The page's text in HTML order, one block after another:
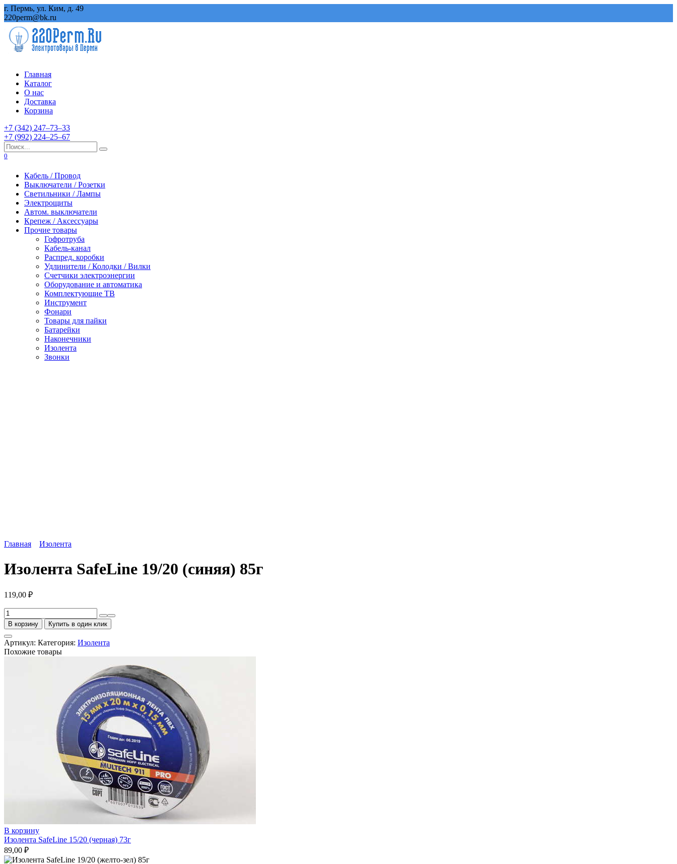
Перейти
к
содержанию
г. Пермь, ул. Ким, д. 49
220perm@bk.ru
Главная
Каталог
О нас
Доставка
Корзина
+7 (342) 247‒73‒33
+7 (992) 224‒25‒67
Search
for:
0
Кабель / Провод
Выключатели / Розетки
Светильники / Лампы
Электрощиты
Автом. выключатели
Крепеж / Аксессуары
Прочие товары
Гофротруба
Кабель-канал
Распред. коробки
Удлинители / Колодки / Вилки
Счетчики электроэнергии
Оборудование и автоматика
Комплектующие ТВ
Инструмент
Фонари
Товары для пайки
Батарейки
Наконечники
Изолента
Звонки
Главная Изолента
Изолента SafeLine 19/20 (синяя) 85г
119,00 ₽
Количество
товара
Изолента
SafeLine
19/20
(синяя)
В корзину Купить в один клик
Артикул: Категория: Изолента
Похожие товары
В корзину
Изолента SafeLine 15/20 (черная) 73г
89,00 ₽